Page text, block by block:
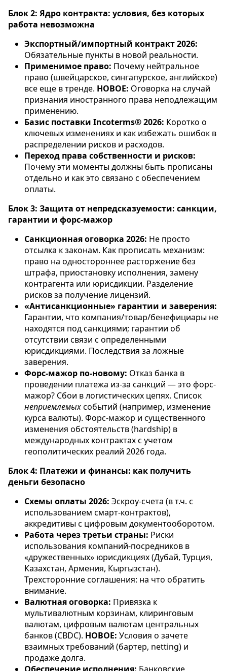
Блок 2: Ядро контракта: условия, без которых
работа невозможна
Экспортный/импортный контракт 2026:
Обязательные пункты в новой реальности.
Применимое право: Почему нейтральное
право (швейцарское, сингапурское, английское)
все еще в тренде. НОВОЕ: Оговорка на случай
признания иностранного права неподлежащим
применению.
Базис поставки Incoterms® 2026: Коротко о
ключевых изменениях и как избежать ошибок в
распределении рисков и расходов.
Переход права собственности и рисков:
Почему эти моменты должны быть прописаны
отдельно и как это связано с обеспечением
оплаты.
Блок 3: Защита от непредсказуемости: санкции,
гарантии и форс-мажор
Санкционная оговорка 2026: Не просто
отсылка к законам. Как прописать механизм:
право на одностороннее расторжение без
штрафа, приостановку исполнения, замену
контрагента или юрисдикции. Разделение
рисков за получение лицензий.
«Антисанкционные» гарантии и заверения:
Гарантии, что компания/товар/бенефициары не
находятся под санкциями; гарантии об
отсутствии связи с определенными
юрисдикциями. Последствия за ложные
заверения.
Форс-мажор по-новому: Отказ банка в
проведении платежа из-за санкций — это форс-
мажор? Сбои в логистических цепях. Список
неприемлемыхсобытий (например, изменение
курса валюты). Форс-мажор и существенного
изменения обстоятельств (hardship) в
международных контрактах с учетом
геополитических реалий 2026 года.
Блок 4: Платежи и финансы: как получить
деньги безопасно
Схемы оплаты 2026: Эскроу-счета (в т.ч. с
использованием смарт-контрактов),
аккредитивы с цифровым документооборотом.
Работа через третьи страны: Риски
использования компаний-посредников в
«дружественных» юрисдикциях (Дубай, Турция,
Казахстан, Армения, Кыргызстан).
Трехсторонние соглашения: на что обратить
внимание.
Валютная оговорка: Привязка к
мультивалютным корзинам, клиринговым
валютам, цифровым валютам центральных
банков (CBDC). НОВОЕ: Условия о зачете
взаимных требований (бартер, netting) и
продаже долга.